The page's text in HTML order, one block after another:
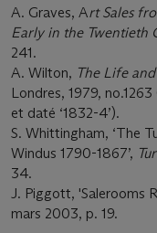
A. Graves, Art Sales
Early in the Twentieth
241.
A. Wilton, The Life
Londres, 1979,
et daté ‘1832-4’).
S. Whittingham, ‘The
Windus 1790-1867’,
34.
J. Piggott, 'Salerooms
mars 2003, p. 19.